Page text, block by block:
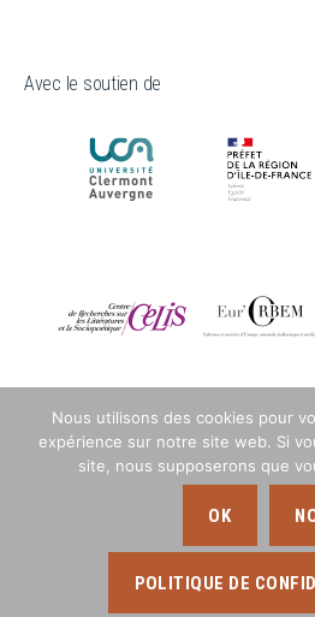
Avec le soutien de
Nous utilisons des cookies pour
expérience sur notre site web. Si
site, nous supposerons que
OK
POLITIQUE DE